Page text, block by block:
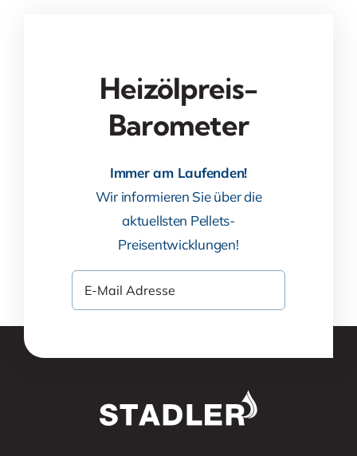
Heizölpreis-
Barometer
Immer am Laufenden!
Wir informieren Sie über die
aktuellsten Pellets-
Preisentwicklungen!